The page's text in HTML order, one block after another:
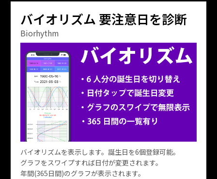
バイオリズム 要注意日を診断
Biorhythm
バイオリズムを表示します。誕生日を6個登録可能。
グラフをスワイプすれば日付が変更されます。
年間(365日間)のグラフが表示されます。